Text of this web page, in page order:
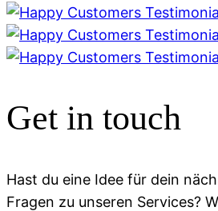
Get in touch
Hast du eine Idee für dein
Fragen zu unseren Services?